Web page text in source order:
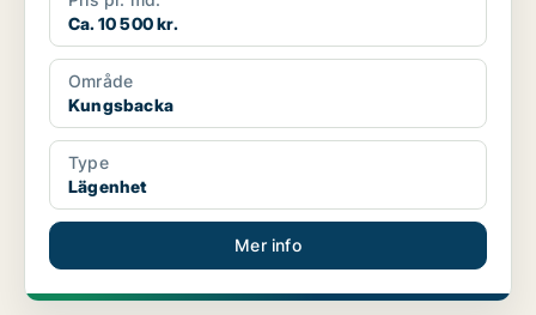
Ca. 10 500 kr.
Område
Kungsbacka
Type
Lägenhet
Mer info